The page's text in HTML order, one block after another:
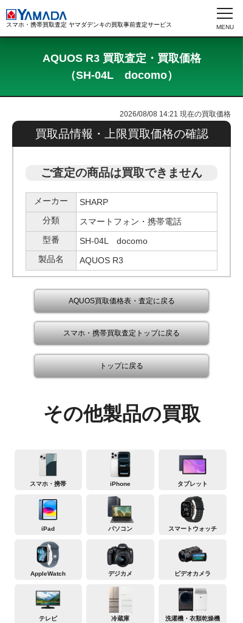
スマホ・携帯買取査定 ヤマダデンキの買取事前査定サービス
AQUOS R3 買取査定・買取価格
（SH-04L docomo）
2026/08/08 14:21 現在の買取価格
買取品情報・上限買取価格の確認
ご査定の商品は買取できません
メーカー
SHARP
分類
スマートフォン・携帯電話
型番
SH-04L docomo
製品名
AQUOS R3
AQUOS買取価格表・査定に戻る
スマホ・携帯買取査定トップに戻る
トップに戻る
その他製品の買取
スマホ・携帯 iPhone タブレット
iPad パソコン スマートウォッチ
AppleWatch デジカメ ビデオカメラ
テレビ 冷蔵庫 洗濯機・衣類乾燥機